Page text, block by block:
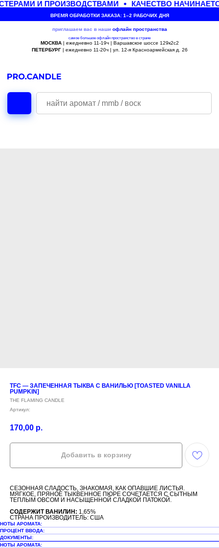
И ПРОИЗВОДСТВАМИ КАЧЕСТВО
ВРЕМЯ ОБРАБОТКИ ЗАКАЗА: 1–2 РАБОЧИХ ДНЯ
приглашаем вас в наши офлайн пространства
самое большое офлайн пространство в стране
МОСКВА| ежедневно 11-19ч | Варшавское шоссе 129к2с2
ПЕТЕРБУРГ| ежедневно 11-20ч | ул. 12-я Красноармейская д. 26
TFC — ЗАПЕЧЕННАЯ ТЫКВА С ВАНИЛЬЮ [TOASTED VANILLA
PUMPKIN]
THE FLAMING CANDLE
Артикул:
170,00 р.
Добавить в корзину
СЕЗОННАЯ СЛАДОСТЬ, ЗНАКОМАЯ, КАК ОПАВШИЕ ЛИСТЬЯ.
МЯГКОЕ, ПРЯНОЕ ТЫКВЕННОЕ ПЮРЕ СОЧЕТАЕТСЯ С СЫТНЫМ
ТЕПЛЫМ ОВСОМ И НАСЫЩЕННОЙ СЛАДКОЙ ПАТОКОЙ.
СОДЕРЖИТ ВАНИЛИН: 1,65%
СТРАНА ПРОИЗВОДИТЕЛЬ: США
НОТЫ АРОМАТА:
ПРОЦЕНТ ВВОДА:
ДОКУМЕНТЫ:
НОТЫ АРОМАТА: